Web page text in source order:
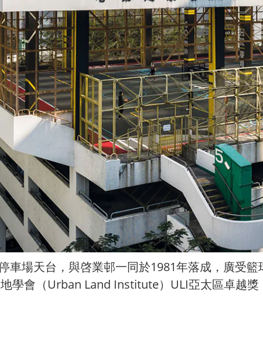
車場天台，與啓業邨一同於1981年落成，廣受
學會（Urban Land Institute）ULI亞太區卓越